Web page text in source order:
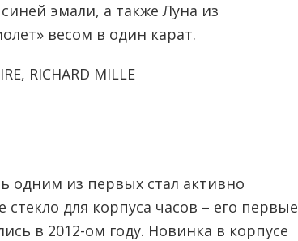
эмали, а также Луна из
весом в один карат.
RICHARD MILLE
одним из первых стал активно
для корпуса часов – его первые
в 2012-ом году. Новинка в корпусе